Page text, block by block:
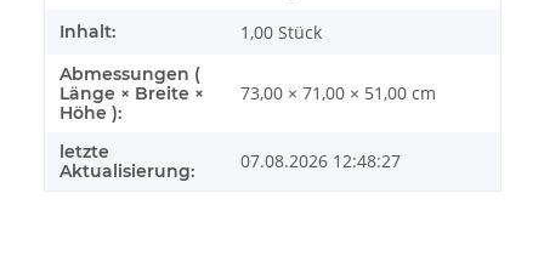
Inhalt: 1,00 Stück
Abmessungen (
Länge × Breite ×
Höhe ):
73,00 × 71,00 × 51,00 cm
letzte
Aktualisierung:
07.08.2026 12:48:27